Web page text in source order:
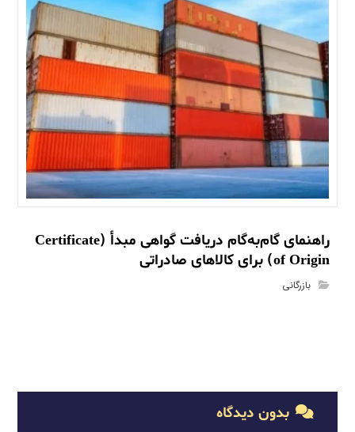
راهنمای گام‌به‌گام دریافت گواهی مبدأ (Certificate
of Origin) برای کالاهای صادراتی
بازرگانی
بدون دیدگاه